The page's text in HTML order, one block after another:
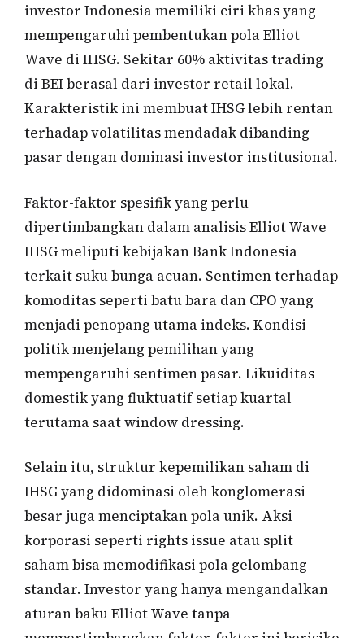
investor Indonesia memiliki ciri khas yang
mempengaruhi pembentukan pola Elliot
Wave di IHSG. Sekitar 60% aktivitas trading
di BEI berasal dari investor retail lokal.
Karakteristik ini membuat IHSG lebih rentan
terhadap volatilitas mendadak dibanding
pasar dengan dominasi investor institusional.
Faktor-faktor spesifik yang perlu
dipertimbangkan dalam analisis Elliot Wave
IHSG meliputi kebijakan Bank Indonesia
terkait suku bunga acuan. Sentimen terhadap
komoditas seperti batu bara dan CPO yang
menjadi penopang utama indeks. Kondisi
politik menjelang pemilihan yang
mempengaruhi sentimen pasar. Likuiditas
domestik yang fluktuatif setiap kuartal
terutama saat window dressing.
Selain itu, struktur kepemilikan saham di
IHSG yang didominasi oleh konglomerasi
besar juga menciptakan pola unik. Aksi
korporasi seperti rights issue atau split
saham bisa memodifikasi pola gelombang
standar. Investor yang hanya mengandalkan
aturan baku Elliot Wave tanpa